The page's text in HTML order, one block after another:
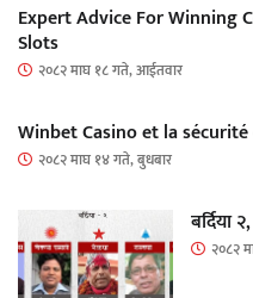
Expert Advice For Winning
Slots
२०८२ माघ १८ गते, आईतवार
Winbet Casino et la
२०८२ माघ १४ गते, बुधबार
बर्दिया
२०८२